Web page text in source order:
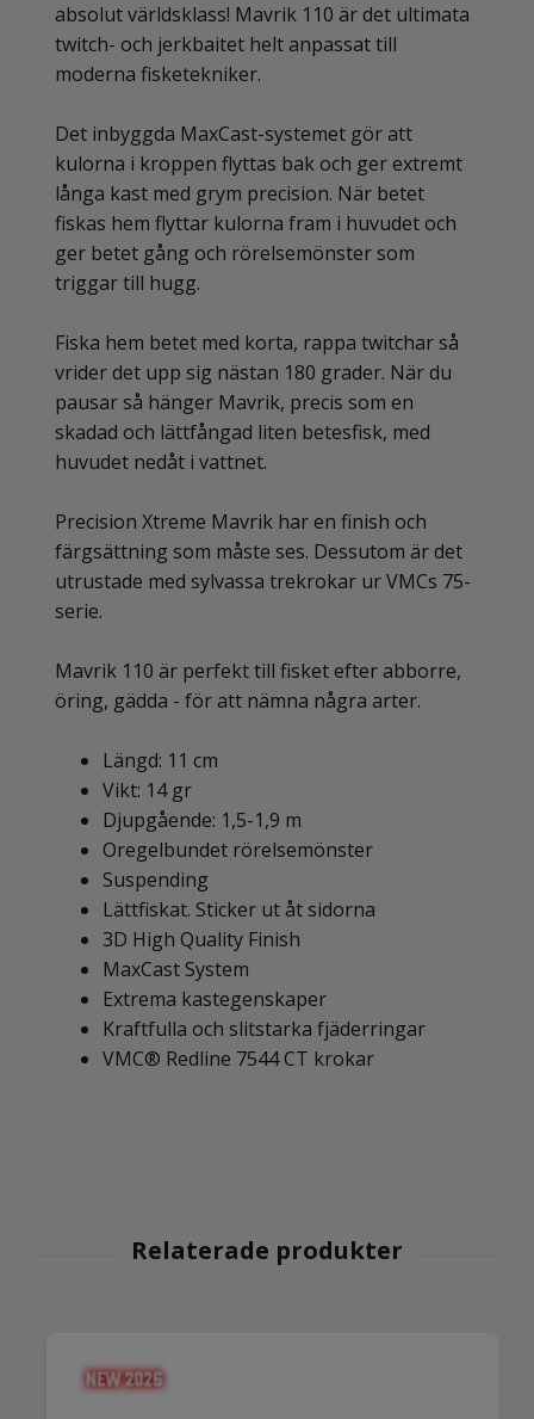
absolut världsklass! Mavrik 110 är det ultimata
twitch- och jerkbaitet helt anpassat till
moderna fisketekniker.
Det inbyggda MaxCast-systemet gör att
kulorna i kroppen flyttas bak och ger extremt
långa kast med grym precision. När betet
fiskas hem flyttar kulorna fram i huvudet och
ger betet gång och rörelsemönster som
triggar till hugg.
Fiska hem betet med korta, rappa twitchar så
vrider det upp sig nästan 180 grader. När du
pausar så hänger Mavrik, precis som en
skadad och lättfångad liten betesfisk, med
huvudet nedåt i vattnet.
Precision Xtreme Mavrik har en finish och
färgsättning som måste ses. Dessutom är det
utrustade med sylvassa trekrokar ur VMCs 75-
serie.
Mavrik 110 är perfekt till fisket efter abborre,
öring, gädda - för att nämna några arter.
Längd: 11 cm
Vikt: 14 gr
Djupgående: 1,5-1,9 m
Oregelbundet rörelsemönster
Suspending
Lättfiskat. Sticker ut åt sidorna
3D High Quality Finish
MaxCast System
Extrema kastegenskaper
Kraftfulla och slitstarka fjäderringar
VMC® Redline 7544 CT krokar